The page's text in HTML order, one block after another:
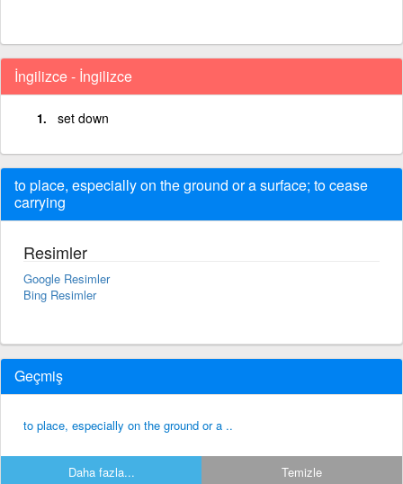
İngilizce - İngilizce
set down
to place, especially on the ground or a surface; to cease
carrying
Resimler
Google Resimler
Bing Resimler
Geçmiş
to place, especially on the ground or a ..
Daha fazla... Temizle